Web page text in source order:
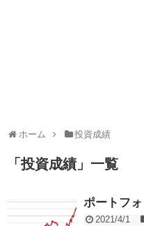
ホーム 投資成績
「 投資成績」 一覧
ポートフォ
2021/4/1